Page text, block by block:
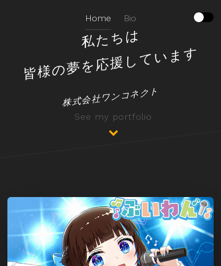
Home Bio
私たちは
皆様の夢を応援しています
株式会社ワンコネクト
See my portfolio